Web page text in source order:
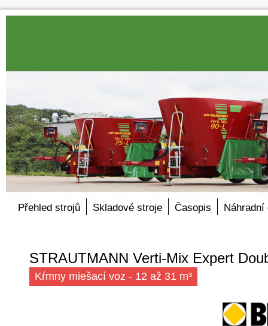
Přehled strojů Skladové stroje Časopis Náhradní
STRAUTMANN Verti-Mix Expert
Kŕmny miešací voz - 12 až 31 m³